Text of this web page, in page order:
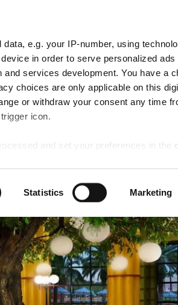
data, e.g. your IP-number, using
in order to serve personalized ads
services development. You have a
choices are only applicable on this
or withdraw your consent any time
icon.
and set your preferences in the
provide social media features and to
our site with our social media,
that you’ve provided to them
Statistics Marketing
عروض خاصة
6
Thu